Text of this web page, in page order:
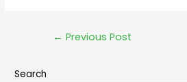
← Previous Post
Search